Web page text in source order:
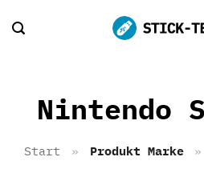
Inhalt
Nintendo
Start » Produkt Marke »